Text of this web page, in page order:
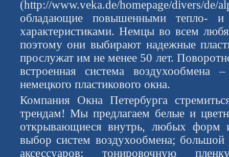
(http://www.veka.de/homepage/divers/de/
обладающие повышенными тепло- и
характеристиками. Немцы во всем
поэтому они выбирают надежные
прослужат им не менее 50 лет.
встроенная система воздухообмена
немецкого пластикового окна.
Компания Окна Петербурга
трендам! Мы предлагаем белые и
открывающиеся внутрь, любых форм
выбор систем воздухообмена; большой
аксессуаров: тонировочную